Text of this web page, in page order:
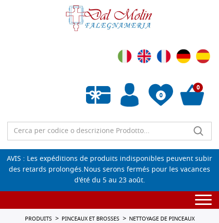
0
Liste de souhaits vide
0
AVIS : Les expéditions de produits indisponibles peuvent subir
des retards prolongés.Nous serons fermés pour les vacances
d'été du 5 au 23 août.
PRODUITS PINCEAUX ET BROSSES NETTOYAGE DE PINCEAUX